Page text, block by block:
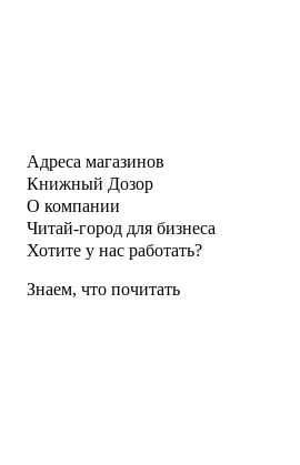
Адреса магазинов
Книжный Дозор
О компании
Читай-город для бизнеса
Хотите у нас работать?
Знаем, что почитать